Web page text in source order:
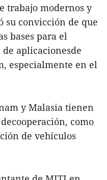
trabajo modernos y
su convicción de que
bases para el
aplicacionesde
especialmente en el
y Malasia tienen
como
de vehículos